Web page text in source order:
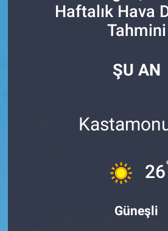
Haftalık Hava
Tahmini
ŞU AN
26
Güneşli
Ekonomi
Tüm Manşetler
Son Dakika Haberleri